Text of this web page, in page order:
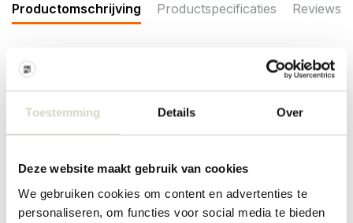
Toestemming Details Over
Deze website maakt gebruik van cookies
We gebruiken cookies om content en advertenties te
personaliseren, om functies voor social media te bieden
Productomschrijving Productspecificaties Reviews
De Bloomingville Latina borden zijn gemaakt van aardewerk en
ontwerp. Afmeting Ø27x2cm
Materiaal: aardewerk
Kleur: rood
Overige: geschikt voor in de vaatwasser, oven en magnetron. Per
item kunnen er verschillen zijn.